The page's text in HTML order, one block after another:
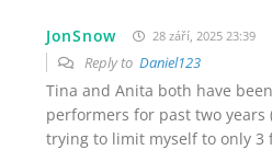
JonSnow 28 září, 2025 23:39
Reply to Daniel123
Tina and Anita both have
performers for past two years
trying to limit myself to only 3